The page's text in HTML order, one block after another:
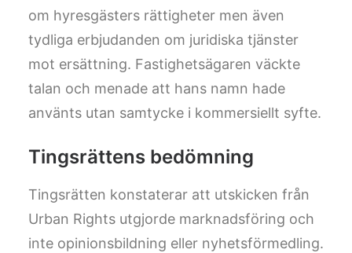
om hyresgästers rättigheter men även
tydliga erbjudanden om juridiska tjänster
mot ersättning. Fastighetsägaren väckte
talan och menade att hans namn hade
använts utan samtycke i kommersiellt syfte.
Tingsrättens bedömning
Tingsrätten konstaterar att utskicken från
Urban Rights utgjorde marknadsföring och
inte opinionsbildning eller nyhetsförmedling.